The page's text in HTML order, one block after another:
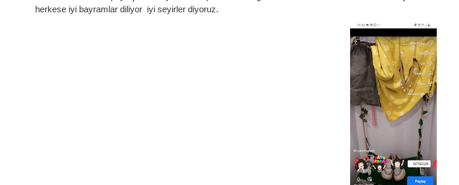
herkese iyi bayramlar diliyor iyi seyirler diyoruz.